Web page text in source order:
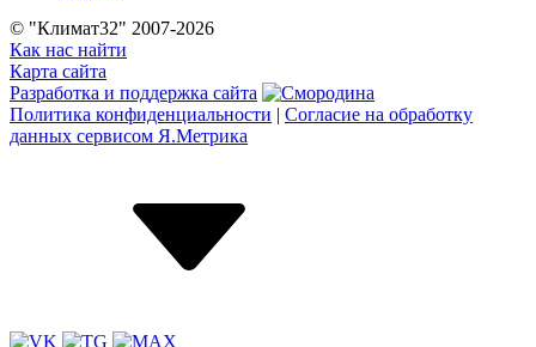
© "Климат32" 2007-2026
Как нас найти
Карта сайта
Разработка и поддержка сайта
Политика конфиденциальности | Согласие на обработку
данных сервисом Я.Метрика